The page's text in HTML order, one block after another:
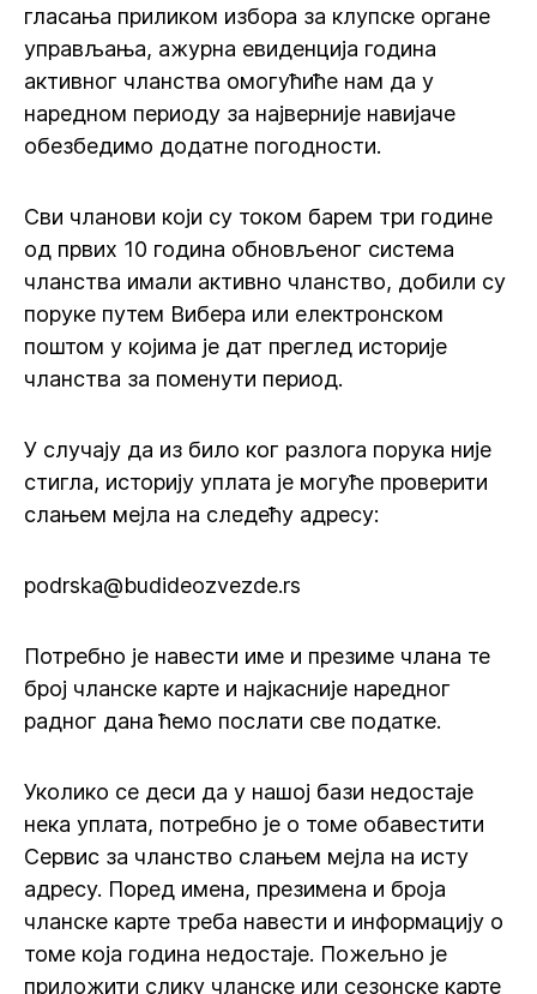
гласања приликом избора за клупске органе
управљања, ажурна евиденција година
активног чланства омогућиће нам да у
наредном периоду за најверније навијаче
обезбедимо додатне погодности.
Сви чланови који су током барем три године
од првих 10 година обновљеног система
чланства имали активно чланство, добили су
поруке путем Вибера или електронском
поштом у којима је дат преглед историје
чланства за поменути период.
У случају да из било ког разлога порука није
стигла, историју уплата је могуће проверити
слањем мејла на следећу адресу:
podrska@budideozvezde.rs
Потребно је навести име и презиме члана те
број чланске карте и најкасније наредног
радног дана ћемо послати све податке.
Уколико се деси да у нашој бази недостаје
нека уплата, потребно је о томе обавестити
Сервис за чланство слањем мејла на исту
адресу. Поред имена, презимена и броја
чланске карте треба навести и информацију о
томе која година недостаје. Пожељно је
приложити слику чланске или сезонске карте